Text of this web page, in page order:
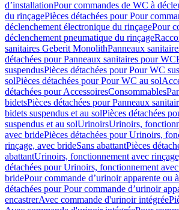
d’installationPour commandes de WC à
du rinçagePièces détachées pour Pour
déclenchement électronique du rinçagePour
déclenchement pneumatique du rinçage
sanitaires Geberit MonolithPanneaux
détachées pour Panneaux sanitaires pour WC
suspendusPièces détachées pour Pour WC
solPièces détachées pour Pour WC au sol
détachées pour AccessoiresConsommables
bidetsPièces détachées pour Panneaux
bidets suspendus et au solPièces détachées
suspendus et au solUrinoirsUrinoirs,
avec bridePièces détachées pour Urinoirs,
rinçage, avec brideSans abattantPièces
abattantUrinoirs, fonctionnement avec
détachées pour Urinoirs, fonctionnement
bridePour commande d’urinoir apparente ou
détachées pour Pour commande d’urinoir
encastrerAvec commande d'urinoir intégrée